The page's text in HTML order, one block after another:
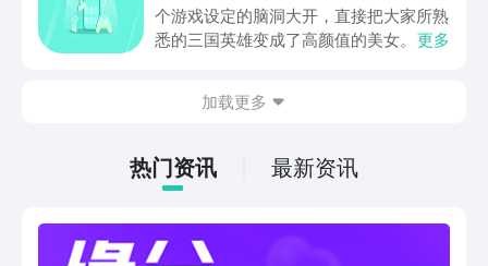
还请不要错过。
个游戏设定的脑洞大开，直接把大家所熟
悉的三国英雄变成了高颜值的美女。整体
家在体验游戏的时候，如果能够成功的下
面就针对下载地址做相关内容的介绍。
更多
加载更多
热门资讯 最新资讯